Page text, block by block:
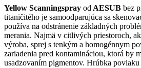
Yellow Scanningspray od AESUB bez
titaničitého je samoodparujúca sa
používa na odstránenie základných
merania. Najmä v citlivých priestoroch,
výroba, sprej s tenkým a homogénnym
zariadenia pred kontamináciou, ktorá by
usadzovaním pigmentov. Hrúbka